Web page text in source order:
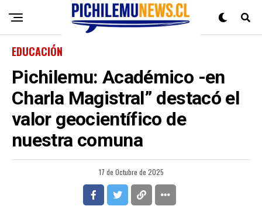
EDUCACIÓN
Pichilemu: Académico -en
Charla Magistral” destacó el
valor geocientífico de
nuestra comuna
17 de Octubre de 2025